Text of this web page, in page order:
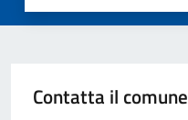
Contatta il comune